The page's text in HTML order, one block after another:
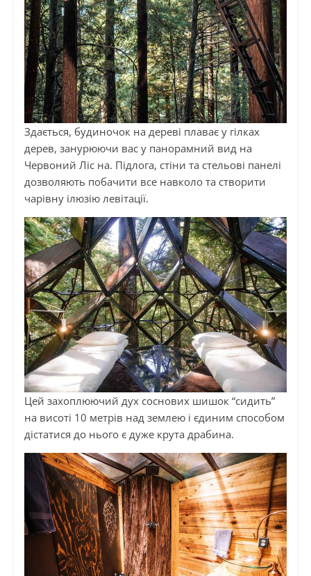
Здається, будиночок на дереві плаває у гілках
дерев, занурюючи вас у панорамний вид на
Червоний Ліс на. Підлога, стіни та стельові панелі
дозволяють побачити все навколо та створити
чарівну ілюзію левітації.
Цей захоплюючий дух соснових шишок “сидить”
на висоті 10 метрів над землею і єдиним способом
дістатися до нього є дуже крута драбина.